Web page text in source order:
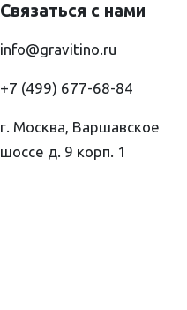
Связаться с нами
info@gravitino.ru
+7 (499) 677-68-84
г. Москва, Варшавское
шоссе д. 9 корп. 1